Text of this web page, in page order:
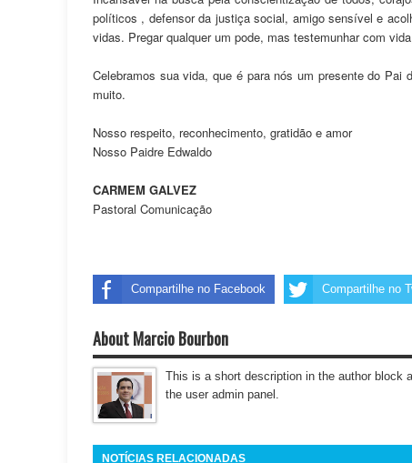
políticos , defensor da justiça social, amigo sensível e
vidas. Pregar qualquer um pode, mas testemunhar com
Celebramos sua vida, que é para nós um presente do
muito.
Nosso respeito, reconhecimento, gratidão e amor
Nosso Paidre Edwaldo
CARMEM GALVEZ
Pastoral Comunicação
Compartilhe no Facebook Compartilhe no
About Marcio Bourbon
This is a short description in the author block
the user admin panel.
NOTÍCIAS RELACIONADAS